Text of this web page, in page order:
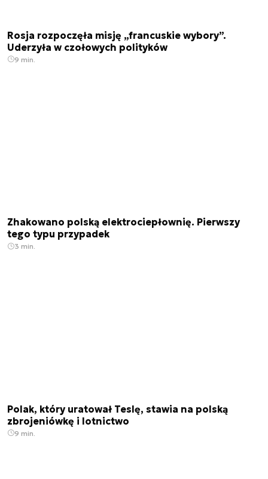
Rosja rozpoczęła misję „francuskie wybory”.
Uderzyła w czołowych polityków
9 min.
Zhakowano polską elektrociepłownię. Pierwszy
tego typu przypadek
3 min.
Polak, który uratował Teslę, stawia na polską
zbrojeniówkę i lotnictwo
9 min.